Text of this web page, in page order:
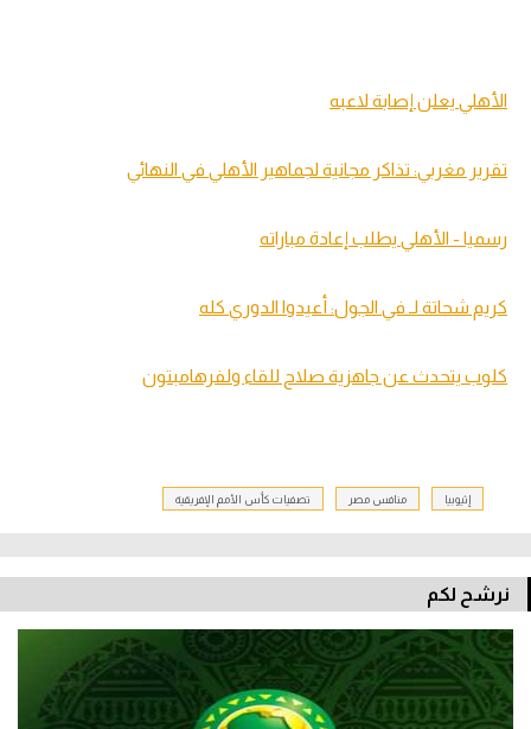
الأهلي يعلن إصابة لاعبه
تقرير مغربي: تذاكر مجانية لجماهير الأهلي في النهائي
رسميا - الأهلي يطلب إعادة مباراته
كريم شحاتة لـ في الجول: أعيدوا الدوري كله
كلوب يتحدث عن جاهزية صلاح للقاء ولفرهامبتون
إثيوبيا منافس مصر تصفيات كأس الأمم الإفريقية
نرشح لكم